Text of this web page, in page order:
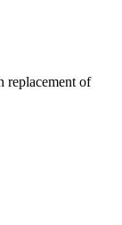
replacement of